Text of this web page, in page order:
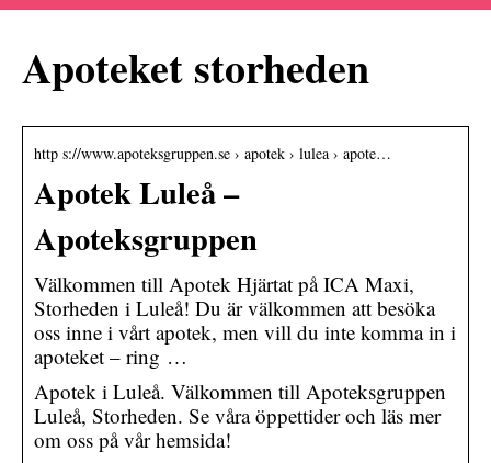
Apoteket storheden
http s://www.apoteksgruppen.se › apotek › lulea › apote…
Apotek Luleå –
Apoteksgruppen
Välkommen till Apotek Hjärtat på ICA Maxi,
Storheden i Luleå! Du är välkommen att besöka
oss inne i vårt apotek, men vill du inte komma in i
apoteket – ring …
Apotek i Luleå. Välkommen till Apoteksgruppen
Luleå, Storheden. Se våra öppettider och läs mer
om oss på vår hemsida!